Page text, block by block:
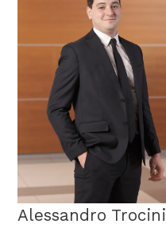
Alessandro Trocini